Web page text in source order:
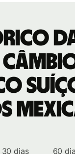
30 dias 60